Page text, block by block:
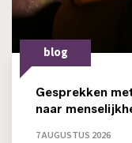
blog
Gesprekken
naar
7 AUGUSTUS 2026